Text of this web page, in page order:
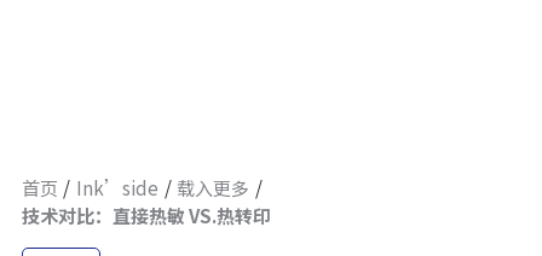
首页 Ink’side
载入更多
技术对比：直接热敏 VS.热转印